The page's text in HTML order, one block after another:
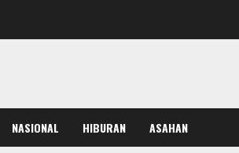
NASIONAL HIBURAN ASAHAN